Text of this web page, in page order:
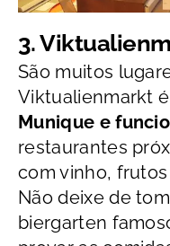
3.
São muitos
Viktualienmarkt
Munique e
restaurantes
com vinho,
Não deixe de
biergarten